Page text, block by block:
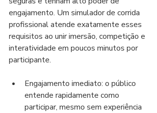
engajamento. Um simulador de corrida
profissional atende exatamente esses
requisitos ao unir imersão, competição e
interatividade em poucos minutos por
participante.
Engajamento imediato: o público
entende rapidamente como
participar, mesmo sem experiência